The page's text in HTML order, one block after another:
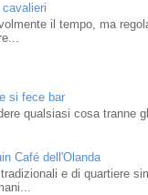
il tempo, ma
si fece bar
qualsiasi cosa tranne
Café dell'Olanda
e di quartiere